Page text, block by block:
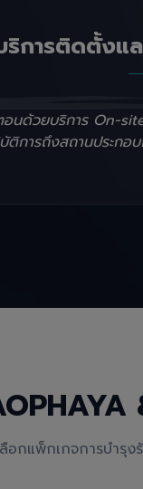
ริการติดตั้งแล
อนด้วยบริการ On-
การถึงสถานประกอบ
อกแพ็กเกจการบำรุ